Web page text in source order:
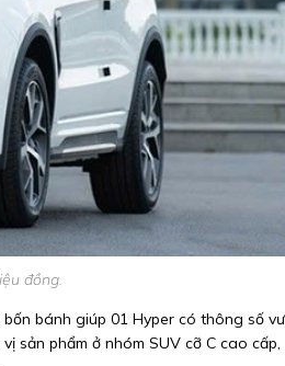
đồng.
bánh giúp 01 Hyper có thông số
sản phẩm ở nhóm SUV cỡ C cao cấp,